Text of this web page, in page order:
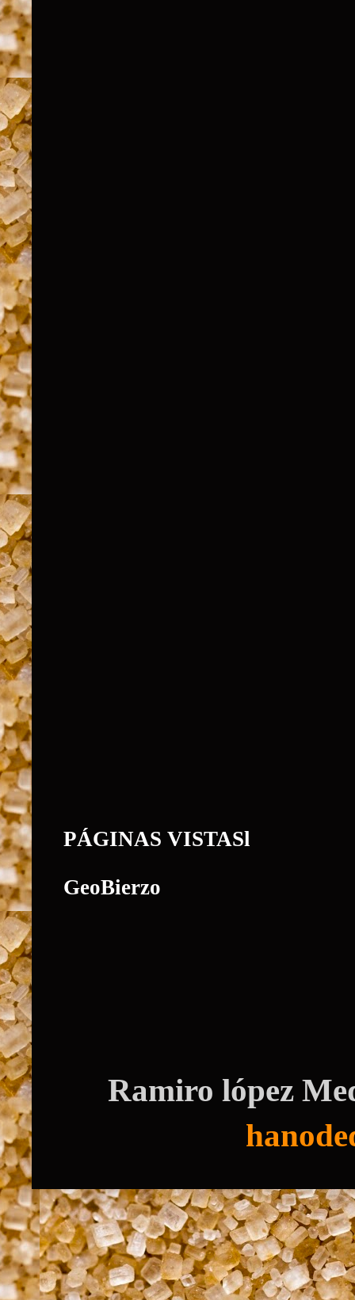
PÁGINAS VISTASl
GeoBierzo
Ramiro lópez